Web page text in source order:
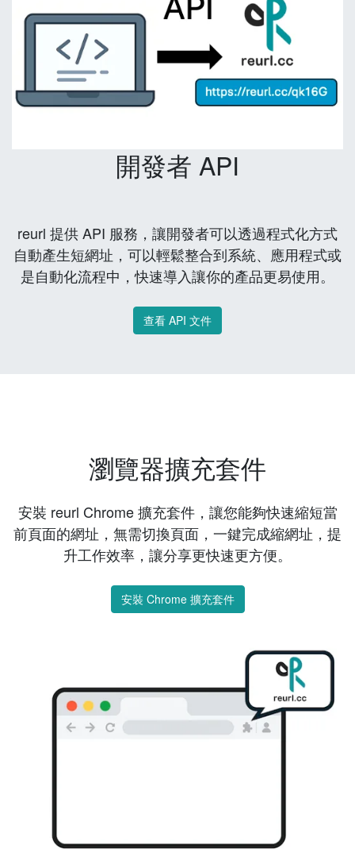
開發者 API
reurl 提供 API 服務，讓開發者可以透過程式化方式
自動產生短網址，可以輕鬆整合到系統、應用程式或
是自動化流程中，快速導入讓你的產品更易使用。
查看 API 文件
瀏覽器擴充套件
安裝 reurl Chrome 擴充套件，讓您能夠快速縮短當
前頁面的網址，無需切換頁面，一鍵完成縮網址，提
升工作效率，讓分享更快速更方便。
安裝 Chrome 擴充套件